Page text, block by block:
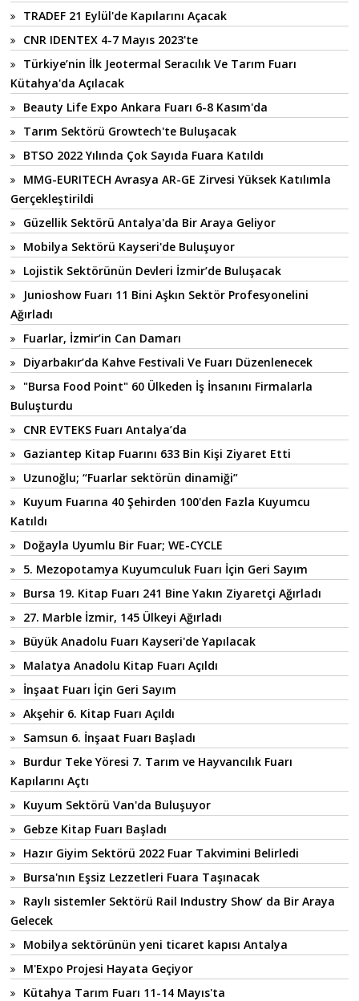
TRADEF 21 Eylül'de Kapılarını Açacak
CNR IDENTEX 4-7 Mayıs 2023'te
Türkiye’nin İlk Jeotermal Seracılık Ve Tarım Fuarı
Kütahya'da Açılacak
Beauty Life Expo Ankara Fuarı 6-8 Kasım'da
Tarım Sektörü Growtech'te Buluşacak
BTSO 2022 Yılında Çok Sayıda Fuara Katıldı
MMG-EURITECH Avrasya AR-GE Zirvesi Yüksek Katılımla
Gerçekleştirildi
Güzellik Sektörü Antalya'da Bir Araya Geliyor
Mobilya Sektörü Kayseri'de Buluşuyor
Lojistik Sektörünün Devleri İzmir’de Buluşacak
Junioshow Fuarı 11 Bini Aşkın Sektör Profesyonelini
Ağırladı
Fuarlar, İzmir’in Can Damarı
Diyarbakır’da Kahve Festivali Ve Fuarı Düzenlenecek
"Bursa Food Point" 60 Ülkeden İş İnsanını Firmalarla
Buluşturdu
CNR EVTEKS Fuarı Antalya’da
Gaziantep Kitap Fuarını 633 Bin Kişi Ziyaret Etti
Uzunoğlu; “Fuarlar sektörün dinamiği”
Kuyum Fuarına 40 Şehirden 100'den Fazla Kuyumcu
Katıldı
Doğayla Uyumlu Bir Fuar; WE-CYCLE
5. Mezopotamya Kuyumculuk Fuarı İçin Geri Sayım
Bursa 19. Kitap Fuarı 241 Bine Yakın Ziyaretçi Ağırladı
27. Marble İzmir, 145 Ülkeyi Ağırladı
Büyük Anadolu Fuarı Kayseri'de Yapılacak
Malatya Anadolu Kitap Fuarı Açıldı
İnşaat Fuarı İçin Geri Sayım
Akşehir 6. Kitap Fuarı Açıldı
Samsun 6. İnşaat Fuarı Başladı
Burdur Teke Yöresi 7. Tarım ve Hayvancılık Fuarı
Kapılarını Açtı
Kuyum Sektörü Van'da Buluşuyor
Gebze Kitap Fuarı Başladı
Hazır Giyim Sektörü 2022 Fuar Takvimini Belirledi
Bursa'nın Eşsiz Lezzetleri Fuara Taşınacak
Raylı sistemler Sektörü Rail Industry Show’ da Bir Araya
Gelecek
Mobilya sektörünün yeni ticaret kapısı Antalya
M'Expo Projesi Hayata Geçiyor
Kütahya Tarım Fuarı 11-14 Mayıs'ta